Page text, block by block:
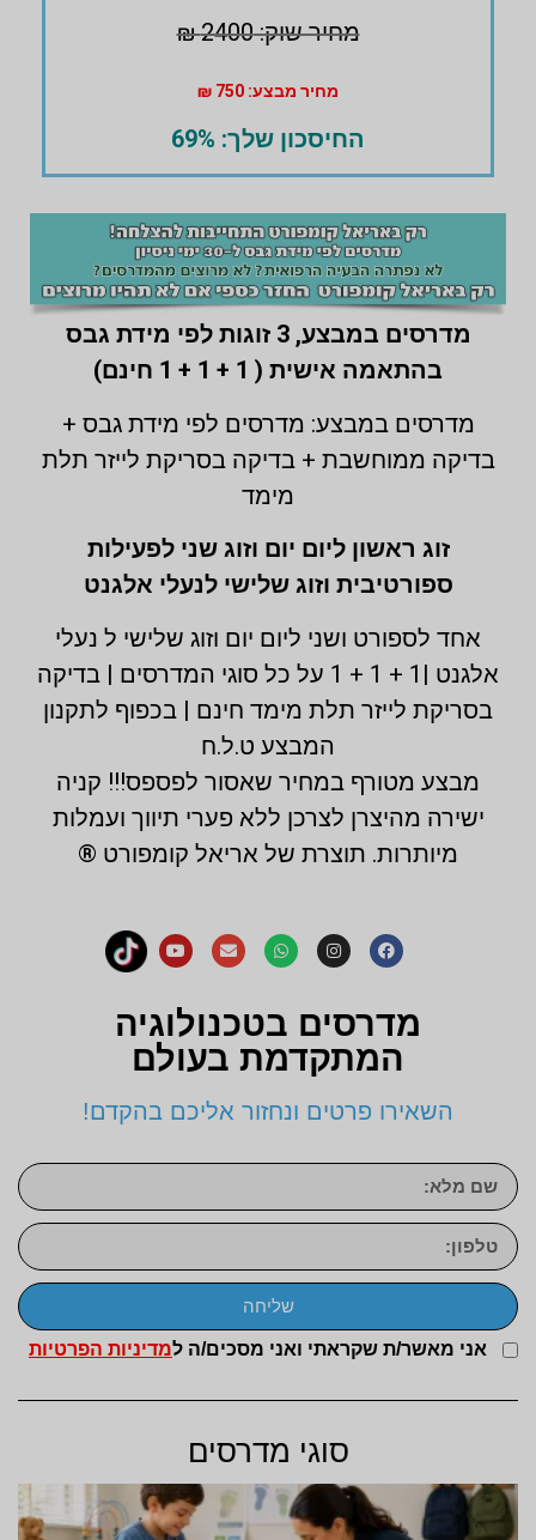
מחיר שוק: 2400 ₪
מחיר מבצע: 750 ₪
החיסכון שלך: 69%
מדרסים במבצע,
3 זוגות לפי מידת גבס
בהתאמה אישית ( 1 + 1 + 1 חינם)
מדרסים במבצע: מדרסים לפי מידת גבס +
בדיקה ממוחשבת + בדיקה בסריקת לייזר תלת
מימד
זוג ראשון ליום יום וזוג שני לפעילות
ספורטיבית וזוג שלישי לנעלי אלגנט
אחד לספורט ושני ליום יום וזוג שלישי ל נעלי
אלגנט |1 + 1 + 1 על כל סוגי המדרסים | בדיקה
בסריקת לייזר תלת מימד חינם | בכפוף לתקנון
המבצע ט.ל.ח
מבצע מטורף במחיר שאסור לפספס!!! קניה
ישירה מהיצרן לצרכן ללא פערי תיווך ועמלות
מיותרות. תוצרת של אריאל קומפורט ®
מדרסים בטכנולוגיה
המתקדמת בעולם
השאירו פרטים ונחזור אליכם בהקדם!
אני מאשר/ת שקראתי ואני מסכים/ה למדיניות הפרטיות
שליחה
סוגי מדרסים